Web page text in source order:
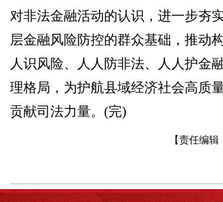
对非法金融活动的认识，进一步夯
层金融风险防控的群众基础，推动
人识风险、人人防非法、人人护金
理格局，为护航县域经济社会高质
贡献司法力量。(完)
【责任编辑